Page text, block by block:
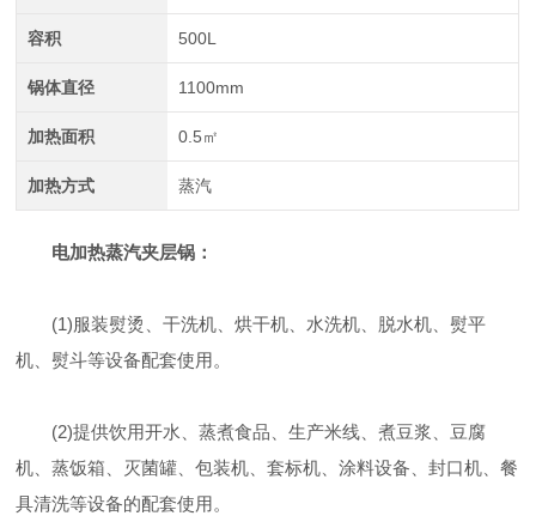
容积 500L
锅体直径 1100mm
加热面积 0.5㎡
加热方式 蒸汽
电加热蒸汽夹层锅：
(1)服装熨烫、干洗机、烘干机、水洗机、脱水机、熨平
机、熨斗等设备配套使用。
(2)提供饮用开水、蒸煮食品、生产米线、煮豆浆、豆腐
机、蒸饭箱、灭菌罐、包装机、套标机、涂料设备、封口机、餐
具清洗等设备的配套使用。